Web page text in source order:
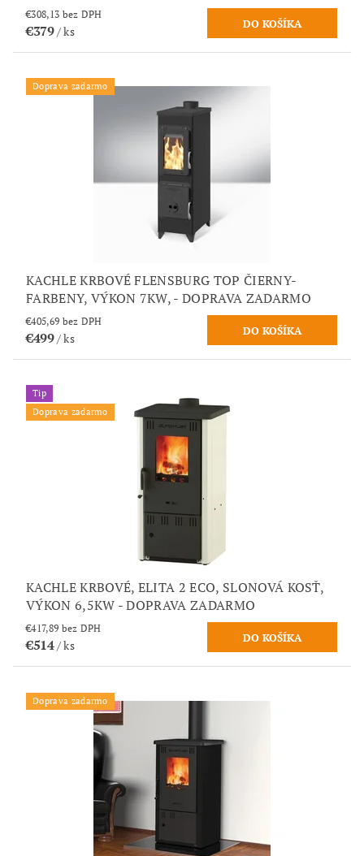
€308,13 bez DPH
€379/ ks
Doprava zadarmo
KACHLE KRBOVÉ FLENSBURG TOP ČIERNY-
FARBENY, VÝKON 7KW, - DOPRAVA ZADARMO
€405,69 bez DPH
€499/ ks
Tip
Doprava zadarmo
KACHLE KRBOVÉ, ELITA 2 ECO, SLONOVÁ KOSŤ,
VÝKON 6,5KW - DOPRAVA ZADARMO
€417,89 bez DPH
€514/ ks
Doprava zadarmo